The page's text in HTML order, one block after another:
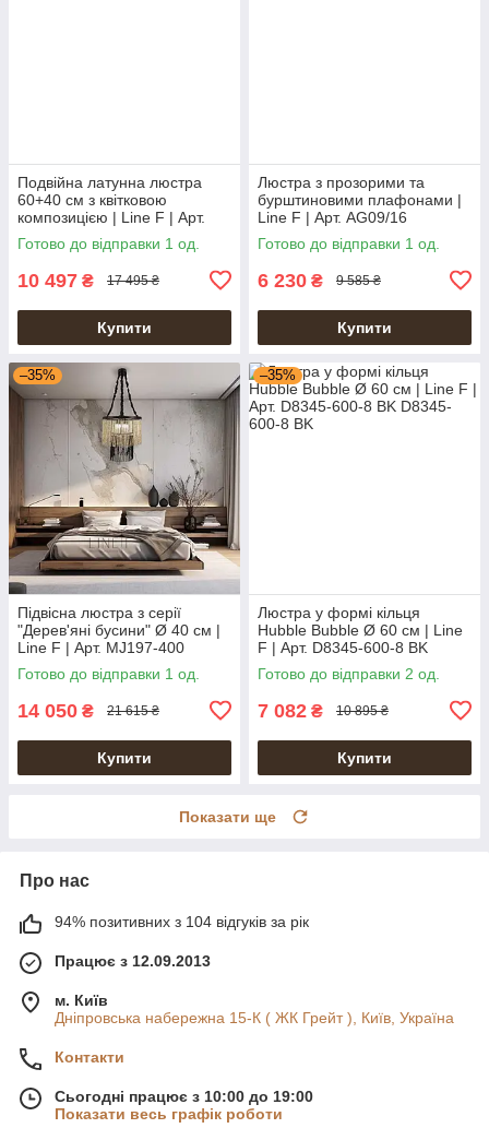
Подвійна латунна люстра
60+40 см з квітковою
композицією | Line F | Арт.
D9001-600+400
Готово до відправки 1 од.
10 497 ₴ 17 495 ₴
Купити
Люстра з прозорими та
бурштиновими плафонами |
Line F | Арт. AG09/16
Готово до відправки 1 од.
6 230 ₴ 9 585 ₴
Купити
–35%
Підвісна люстра з серії
"Дерев'яні бусини" Ø 40 см |
Line F | Арт. MJ197-400
Готово до відправки 1 од.
14 050 ₴ 21 615 ₴
Купити
–35%
Люстра у формі кільця
Hubble Bubble Ø 60 см | Line
F | Арт. D8345-600-8 BK
Готово до відправки 2 од.
7 082 ₴ 10 895 ₴
Купити
Показати ще
Про нас
94% позитивних з 104 відгуків за рік
Працює з 12.09.2013
м. Київ
Дніпровська набережна 15-К ( ЖК Грейт ), Київ, Україна
Контакти
Сьогодні працює з 10:00 до 19:00
Показати весь графік роботи